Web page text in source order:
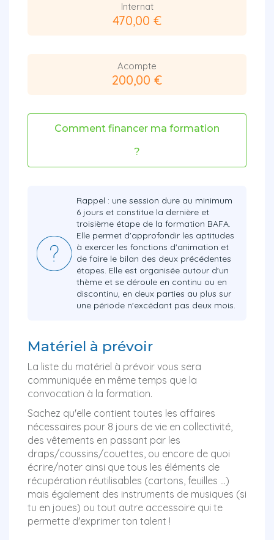
Internat
470,00 €
Acompte
200,00 €
Comment financer ma formation
?
Rappel : une session dure au minimum
6 jours et constitue la dernière et
troisième étape de la formation BAFA.
Elle permet d'approfondir les aptitudes
à exercer les fonctions d'animation et
de faire le bilan des deux précédentes
étapes. Elle est organisée autour d'un
thème et se déroule en continu ou en
discontinu, en deux parties au plus sur
une période n'excédant pas deux mois.
Matériel à prévoir
La liste du matériel à prévoir vous sera
communiquée en même temps que la
convocation à la formation.
Sachez qu'elle contient toutes les affaires
nécessaires pour 8 jours de vie en collectivité,
des vêtements en passant par les
draps/coussins/couettes, ou encore de quoi
écrire/noter ainsi que tous les éléments de
récupération réutilisables (cartons, feuilles ...)
mais également des instruments de musiques (si
tu en joues) ou tout autre accessoire qui te
permette d'exprimer ton talent !